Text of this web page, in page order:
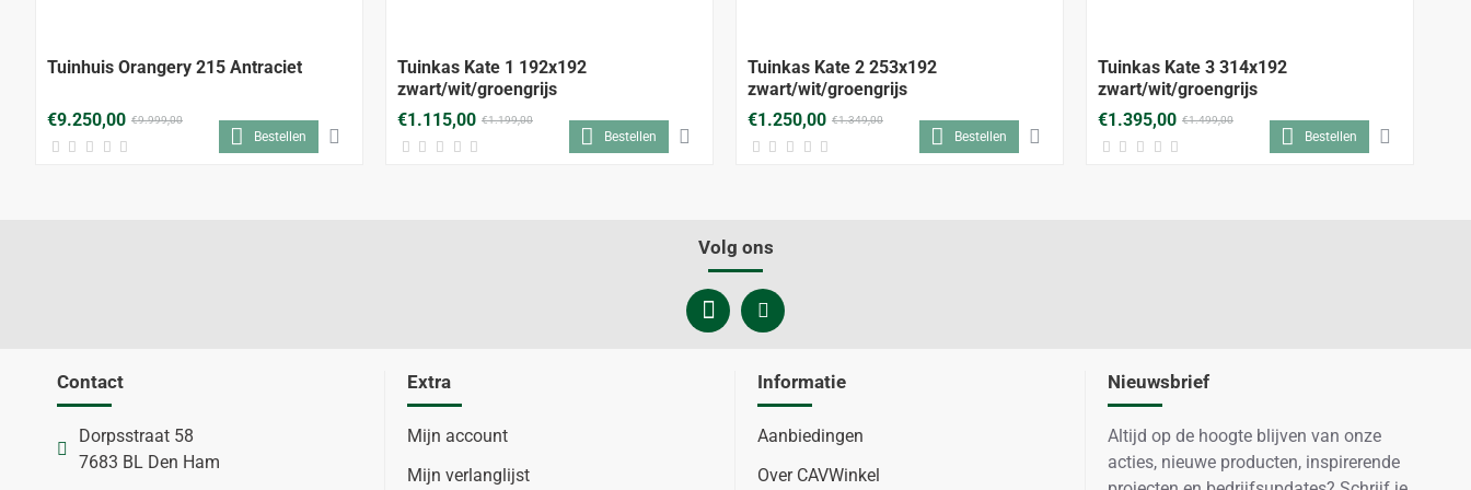
Tuinhuis Orangery 215 Antraciet
€9.250,00 €9.999,00
Bestellen
Tuinkas Kate 1 192x192
zwart/wit/groengrijs
€1.115,00 €1.199,00
Bestellen
Tuinkas Kate 2 253x192
zwart/wit/groengrijs
€1.250,00 €1.349,00
Bestellen
Tuinkas Kate 3 314x192
zwart/wit/groengrijs
€1.395,00 €1.499,00
Bestellen
Volg ons
Contact
Dorpsstraat 58
7683 BL Den Ham
Extra
Mijn account
Mijn verlanglijst
Informatie
Aanbiedingen
Over CAVWinkel
Nieuwsbrief
Altijd op de hoogte blijven van onze
acties, nieuwe producten, inspirerende